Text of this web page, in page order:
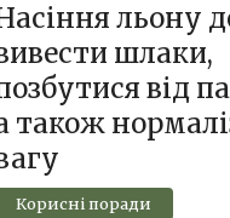
льону
шлаки,
від
також
Корисні поради